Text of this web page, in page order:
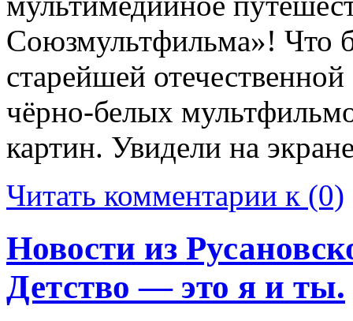
Союзмультфильма»! Что
старейшей
чёрно‑белых
картин. Увидели на
Читать комментарии к (0)
Новости из
Детство — это я и ты.